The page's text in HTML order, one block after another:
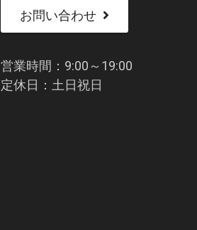
お問い合わせ
営業時間：9:00～19:00
定休日：土日祝日